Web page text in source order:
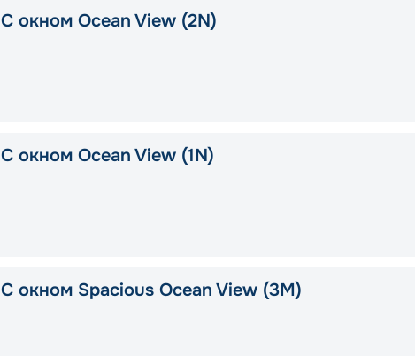
С окном Ocean View (2N)
С окном Ocean View (1N)
С окном Spacious Ocean View (3M)